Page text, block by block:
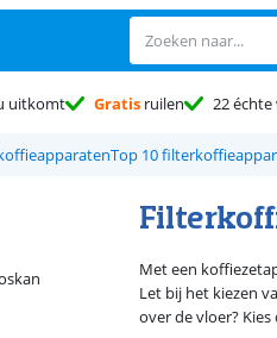
uitkomt Gratis ruilen 22
Top 10
Met een
Let bij het kiezen
over de vloer?